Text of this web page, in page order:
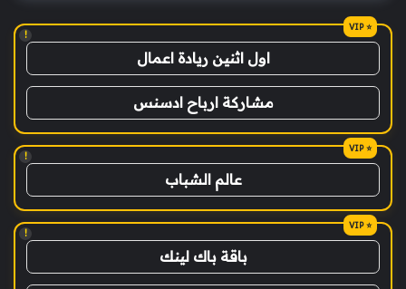
!
اول اثنين ريادة اعمال
مشاركة ارباح ادسنس
!
عالم الشباب
!
باقة باك لينك